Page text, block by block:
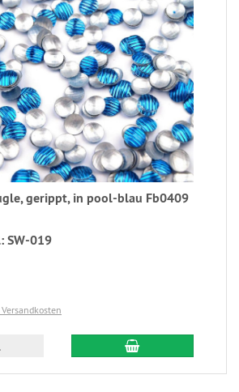
gerippt, in pool-blau Fb0409
SW-019